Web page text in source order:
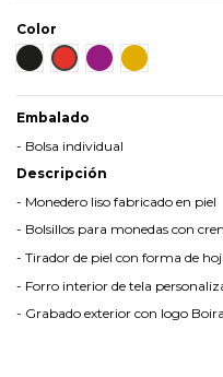
Color
Negro
Rojo Lila Mostaza
Embalado
- Bolsa individual
Descripción
- Monedero liso fabricado en piel
- Bolsillos para monedas con
- Tirador de piel con forma de
- Forro interior de tela
- Grabado exterior con logo Boira